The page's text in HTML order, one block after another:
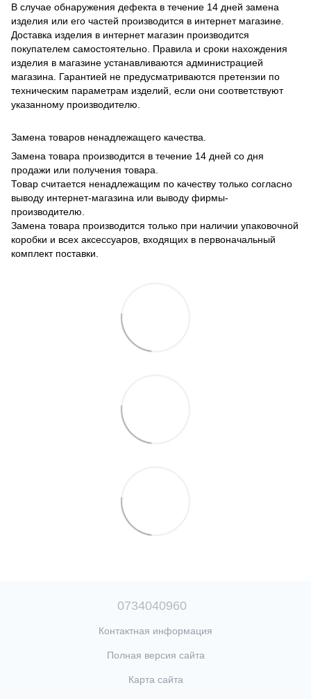
В случае обнаружения дефекта в течение 14 дней замена
изделия или его частей производится в интернет магазине.
Доставка изделия в интернет магазин производится
покупателем самостоятельно. Правила и сроки нахождения
изделия в магазине устанавливаются администрацией
магазина. Гарантией не предусматриваются претензии по
техническим параметрам изделий, если они соответствуют
указанному производителю.
Замена товаров ненадлежащего качества.
Замена товара производится в течение 14 дней со дня
продажи или получения товара.
Товар считается ненадлежащим по качеству только согласно
выводу интернет-магазина или выводу фирмы-
производителю.
Замена товара производится только при наличии упаковочной
коробки и всех аксессуаров, входящих в первоначальный
комплект поставки.
0734040960
Контактная информация
Полная версия сайта
Карта сайта